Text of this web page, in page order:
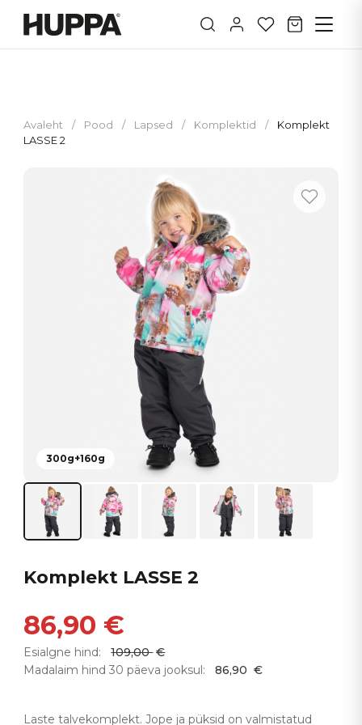
Avaleht / Pood / Lapsed / Komplektid /
Komplekt
LASSE 2
300g+160g
Komplekt LASSE 2
86,90 €
Esialgne hind: 109,00 €
Madalaim hind 30 päeva jooksul:
86,90 €
Laste talvekomplekt. Jope ja püksid on valmistatud